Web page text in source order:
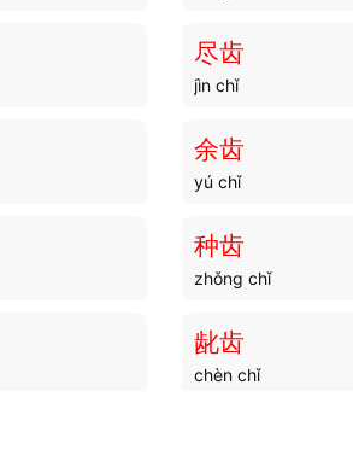
尽齿
jìn chǐ
余齿
yú chǐ
种齿
zhǒng chǐ
龀齿
chèn chǐ